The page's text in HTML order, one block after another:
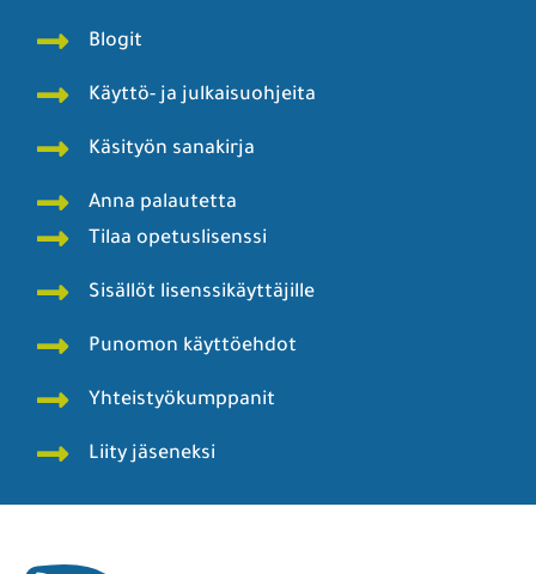
Blogit
Käyttö- ja julkaisuohjeita
Käsityön sanakirja
Anna palautetta
Tilaa opetuslisenssi
Sisällöt lisenssikäyttäjille
Punomon käyttöehdot
Yhteistyökumppanit
Liity jäseneksi